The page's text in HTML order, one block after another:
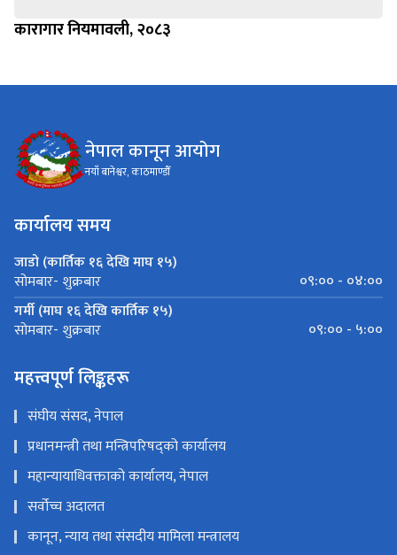
कारागार नियमावली, २०८३
नेपाल कानून आयोग
नयाँ बानेश्वर, काठमाण्डौँ
कार्यालय समय
जाडो (कार्तिक १६ देखि माघ १५)
सोमबार- शुक्रबार
०९:०० - ०४:००
गर्मी (माघ १६ देखि कार्तिक १५)
सोमबार- शुक्रबार ०९:०० - ५:००
महत्त्वपूर्ण लिङ्कहरू
संघीय संसद, नेपाल
प्रधानमन्त्री तथा मन्त्रिपरिषद्को कार्यालय
महान्यायाधिवक्ताको कार्यालय, नेपाल
सर्वोच्च अदालत
कानून, न्याय तथा संसदीय मामिला मन्त्रालय